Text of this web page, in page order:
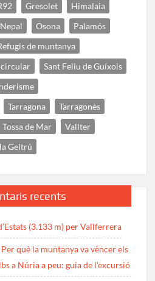
Gresolet
Himalaia
Nepal Osona
Palamós
de muntanya
circular
Sant Feliu de Guíxols
Tarragona
Tarragonès
Tossa de Mar
Vallter
Geltrú
recents
(3.133 m) per Vallferrera
què la muntanya va vèncer els
a Núria a peu: guia de l’excursió